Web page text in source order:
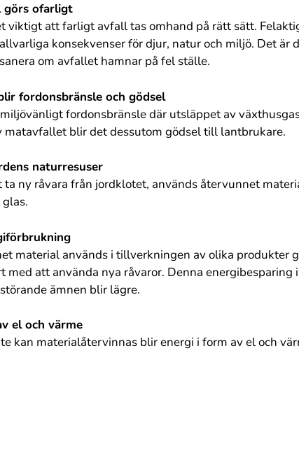
görs ofarligt
viktigt att farligt avfall tas omhand på rätt sätt.
konsekvenser för djur, natur och miljö. Det är
om avfallet hamnar på fel ställe.
fordonsbränsle och gödsel
fordonsbränsle där utsläppet av
matavfallet blir det dessutom gödsel till lantbrukare.
naturresuser
ny råvara från jordklotet, används återvunnet
material används i tillverkningen av olika produkter
med att använda nya råvaror. Denna
ämnen blir lägre.
el och värme
kan materialåtervinnas blir energi i form av el och